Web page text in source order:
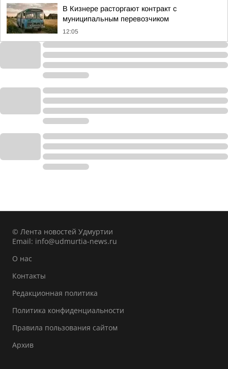
В Кизнере расторгают контракт с
муниципальным перевозчиком
12:05
© Лента новостей Удмуртии
Email: info@udmurtia-news.ru
О нас
Контакты
Редакционная политика
Политика конфиденциальности
Правила пользования сайтом
Архив